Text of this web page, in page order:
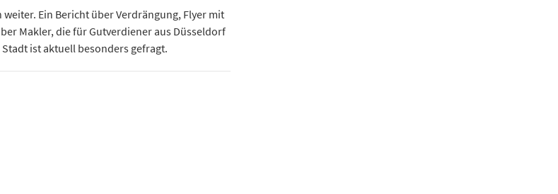
weiter. Ein Bericht über Verdrängung, Flyer mit
Makler, die für Gutverdiener aus Düsseldorf
ist aktuell besonders gefragt.